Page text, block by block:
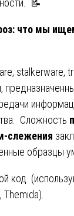
📝
что мы
stalkerware,
Сложность
слежения
образцы
код